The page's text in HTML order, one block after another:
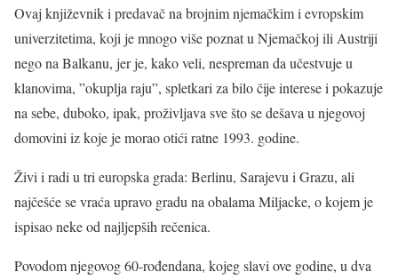
Ovaj književnik i predavač na brojnim njemačkim i evropskim
univerzitetima, koji je mnogo više poznat u Njemačkoj ili Austriji
nego na Balkanu, jer je, kako veli, nespreman da učestvuje u
klanovima, ”okuplja raju”, spletkari za bilo čije interese i pokazuje
na sebe, duboko, ipak, proživljava sve što se dešava u njegovoj
domovini iz koje je morao otići ratne 1993. godine.
Živi i radi u tri europska grada: Berlinu, Sarajevu i Grazu, ali
najčešće se vraća upravo gradu na obalama Miljacke, o kojem je
ispisao neke od najljepših rečenica.
Povodom njegovog 60-rođendana, kojeg slavi ove godine, u dva